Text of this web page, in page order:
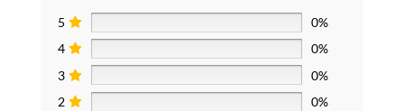
5
0%
4
0%
3
0%
2
0%